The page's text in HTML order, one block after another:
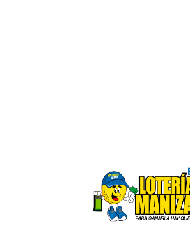
Lotería de Risaralda